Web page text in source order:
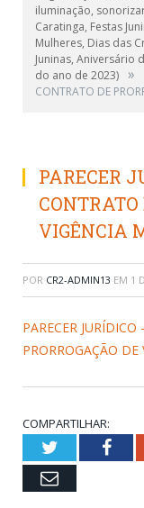
iluminação,
Caratinga, Festas
Mulheres, Dias das
Juninas,
do ano de 2023) »
CONTRATO DE
PARECER
CONTRATO
VIGÊNCIA
POR CR2-ADMIN13 EM 1
PARECER
PRORROGAÇÃO
COMPARTILHAR:
Twitter
Email